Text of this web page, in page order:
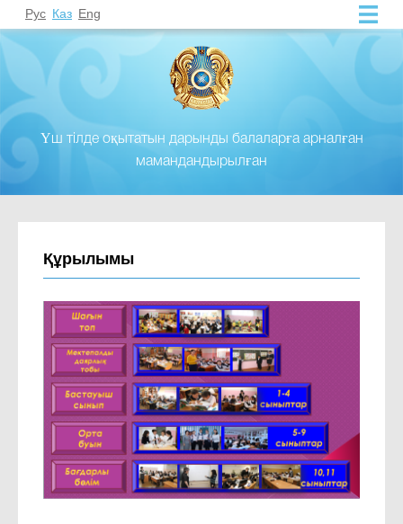
Рус Каз Eng
Үш тілде оқытатын дарынды балаларға арналған
мамандандырылған
Құрылымы